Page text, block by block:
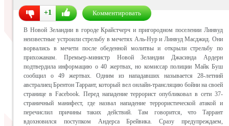
+1 Комментировать
В Новой Зеландии в городе Крайстчерч и пригородном поселении Линвуд
неизвестные устроили стрельбу в мечетях Аль-Нур и Линвуд Масджид. Они
ворвались в мечети после обеденной молитвы и открыли стрельбу по
прихожанам. Премьер-министр Новой Зеландии Джасинда Ардерн
подтвердила информацию о 40 жертвах, но комиссар полиции Майк Буш
сообщил о 49 жертвах. Одним из нападавших называется 28-летний
австралиец Брентон Таррант, который вел онлайн-трансляцию бойни на своей
странице в Facebook. Перед нападение террорист опубликовал в сети 37-
страничный манифест, где назвал нападение террористической атакой и
перечислил причины таких действий. Там говорится, что Таррант
вдохновился поступком Андерса Брейвика. Сразу предупреждаем,